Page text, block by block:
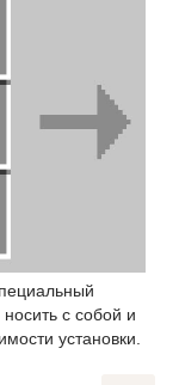
с собой и
установки.